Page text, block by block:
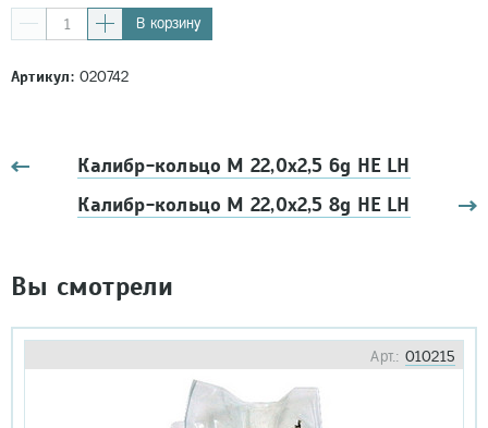
В корзину
Артикул:020742
Калибр-кольцо М 22,0х2,5 6g НЕ LH
Калибр-кольцо М 22,0х2,5 8g НЕ LH
Вы смотрели
Арт.: 010215